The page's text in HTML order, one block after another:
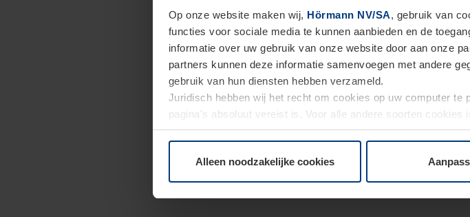
Op onze website maken wij, Hörmann NV/SA, gebruik van
functies voor sociale media te kunnen aanbieden en de
informatie over uw gebruik van onze website door aan onze
partners kunnen deze informatie samenvoegen met andere
gebruik van hun diensten hebben verzameld.
Juridisch hebben wij het recht om cookies op uw computer te
pagina's absoluut vereist is. Voor alle andere soorten
moment bij de uitleg van de cookies op pagina
Alleen noodzakelijke cookies